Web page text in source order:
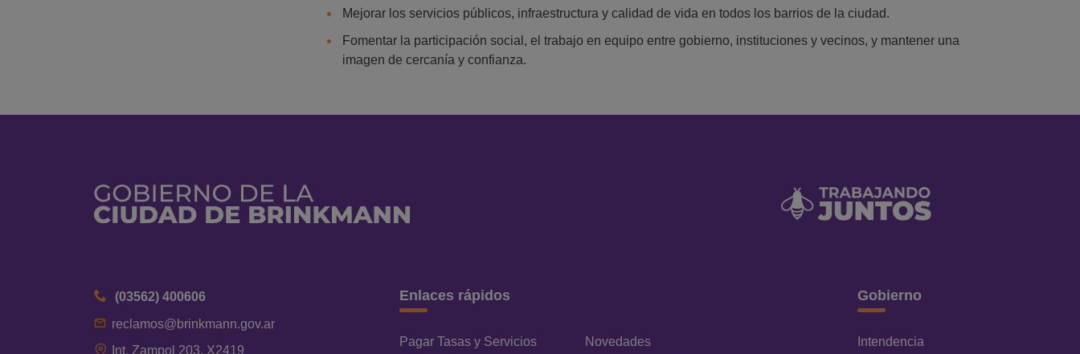
Mejorar los servicios públicos, infraestructura y calidad de vida en todos los barrios de la ciudad.
Fomentar la participación social, el trabajo en equipo entre gobierno, instituciones y vecinos, y mantener una
imagen de cercanía y confianza.
(03562) 400606
reclamos@brinkmann.gov.ar
Int. Zampol 203, X2419
Enlaces rápidos
Pagar Tasas y Servicios
Novedades
Gobierno
Intendencia